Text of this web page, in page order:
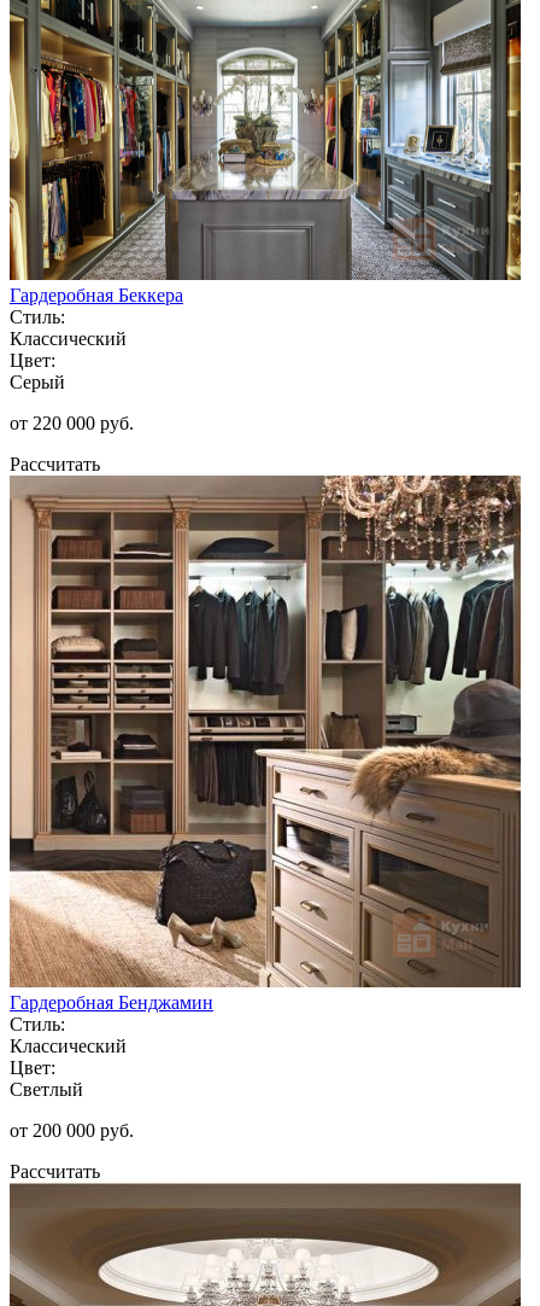
Гардеробная Беккера
Стиль:
Классический
Цвет:
Серый
от 220 000 руб.
Рассчитать
Гардеробная Бенджамин
Стиль:
Классический
Цвет:
Светлый
от 200 000 руб.
Рассчитать